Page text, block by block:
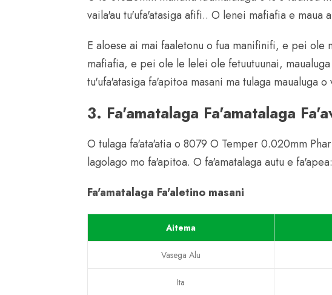
vaila'au tu'ufa'atasiga afifi.. O lenei mafiafia e maua
E aloese ai mai faaletonu o fua manifinifi, e pei
mafiafia, e pei ole le lelei ole fetuutuunai,
tu'ufa'atasiga fa'apitoa masani ma tulaga maualuga o
3. Fa'amatalaga Fa'amatalaga
O tulaga fa'ata'atia o 8079 O Temper 0.020mm
lagolago mo fa'apitoa. O fa'amatalaga autu e fa'apea:
Fa'amatalaga Fa'aletino masani
Aitema
Vasega Alu
Ita